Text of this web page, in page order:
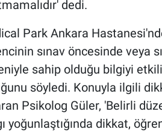
dedi.
Park Ankara
sınav öncesinde veya
sahip olduğu bilgiyi
söyledi. Konuyla ilgili
Psikolog Güler, 'Belirli
yoğunlaştığında dikkat,